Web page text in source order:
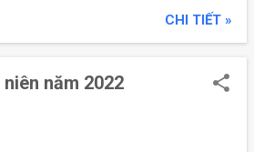
CHI TIẾT »
năm 2022